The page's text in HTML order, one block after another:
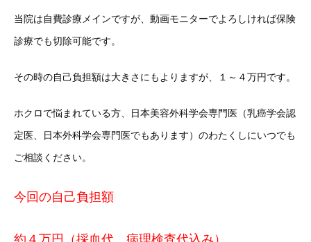
当院は自費診療メインですが、動画モニターでよろしければ保険
診療でも切除可能です。
その時の自己負担額は大きさにもよりますが、１～４万円です。
ホクロで悩まれている方、日本美容外科学会専門医（乳癌学会認
定医、日本外科学会専門医でもあります）のわたくしにいつでも
ご相談ください。
今回の自己負担額
約４万円（採血代、病理検査代込み）